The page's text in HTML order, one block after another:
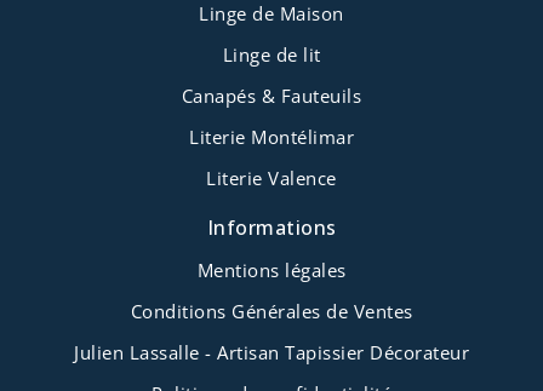
Linge de Maison
Linge de lit
Canapés & Fauteuils
Literie Montélimar
Literie Valence
Informations
Mentions légales
Conditions Générales de Ventes
Julien Lassalle - Artisan Tapissier Décorateur